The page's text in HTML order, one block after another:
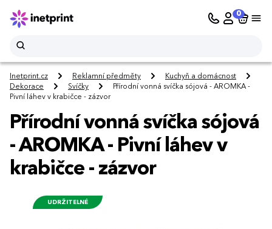
0
Inetprint.cz Reklamní předměty
Kuchyň a domácnost
Dekorace
Svíčky
Přírodní vonná svíčka sójová - AROMKA -
Pivní láhev v krabičce - zázvor
Přírodní vonná svíčka sójová
- AROMKA - Pivní láhev v
krabičce - zázvor
UDRŽITELNÉ